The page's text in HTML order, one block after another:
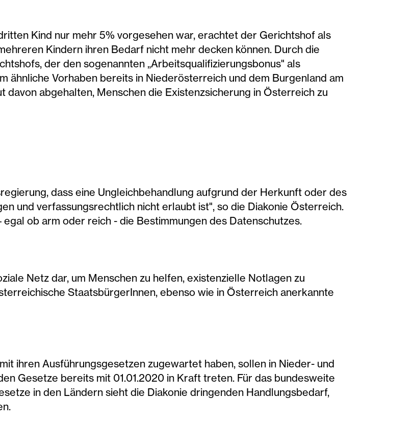
Kind nur mehr 5% vorgesehen war, erachtet der Gerichtshof als
Kindern ihren Bedarf nicht mehr decken können. Durch die
der den sogenannten „Arbeitsqualifizierungsbonus" als
ähnliche Vorhaben bereits in Niederösterreich und dem Burgenland am
abgehalten, Menschen die Existenzsicherung in Österreich zu
dass eine Ungleichbehandlung aufgrund der Herkunft oder des
und verfassungsrechtlich nicht erlaubt ist", so die Diakonie Österreich.
ob arm oder reich - die Bestimmungen des Datenschutzes.
Netz dar, um Menschen zu helfen, existenzielle Notlagen zu
StaatsbürgerInnen, ebenso wie in Österreich anerkannte
ihren Ausführungsgesetzen zugewartet haben, sollen in Nieder- und
Gesetze bereits mit 01.01.2020 in Kraft treten. Für das bundesweite
in den Ländern sieht die Diakonie dringenden Handlungsbedarf,